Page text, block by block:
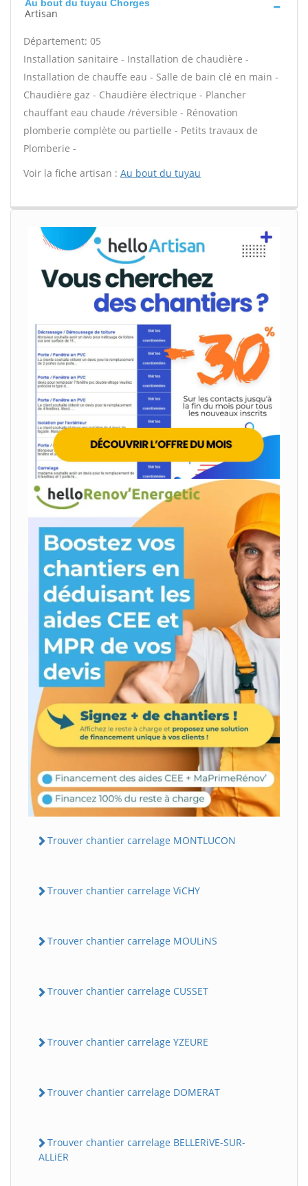
Au bout du tuyau Chorges
Artisan
Département: 05
Installation sanitaire - Installation de chaudière -
Installation de chauffe eau - Salle de bain clé en main -
Chaudière gaz - Chaudière électrique - Plancher
chauffant eau chaude /réversible - Rénovation
plomberie complète ou partielle - Petits travaux de
Plomberie -
Voir la fiche artisan : Au bout du tuyau
Trouver chantier carrelage MONTLUCON
Trouver chantier carrelage ViCHY
Trouver chantier carrelage MOULiNS
Trouver chantier carrelage CUSSET
Trouver chantier carrelage YZEURE
Trouver chantier carrelage DOMERAT
Trouver chantier carrelage BELLERiVE-SUR-
ALLiER